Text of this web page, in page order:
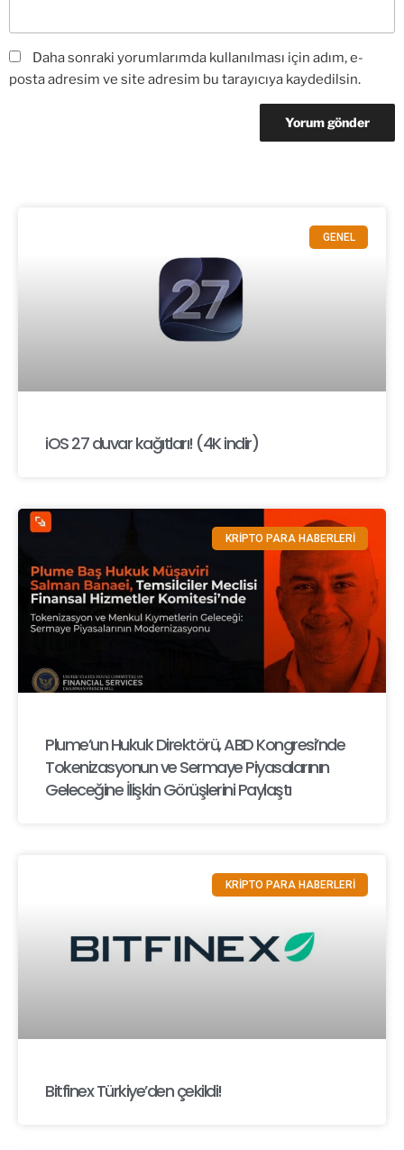
Daha sonraki yorumlarımda kullanılması için adım, e-
posta adresim ve site adresim bu tarayıcıya kaydedilsin.
GENEL
iOS 27 duvar kağıtları! (4K indir)
KRİPTO PARA HABERLERİ
Plume’un Hukuk Direktörü, ABD Kongresi’nde
Tokenizasyonun ve Sermaye Piyasalarının
Geleceğine İlişkin Görüşlerini Paylaştı
KRİPTO PARA HABERLERİ
Bitfinex Türkiye’den çekildi!